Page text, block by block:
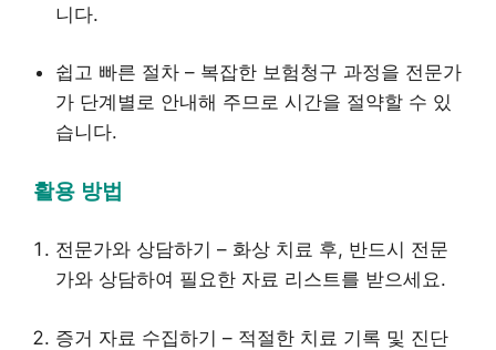
니다.
쉽고 빠른 절차 – 복잡한 보험청구 과정을 전문가
가 단계별로 안내해 주므로 시간을 절약할 수 있
습니다.
활용 방법
전문가와 상담하기 – 화상 치료 후, 반드시 전문
가와 상담하여 필요한 자료 리스트를 받으세요.
증거 자료 수집하기 – 적절한 치료 기록 및 진단